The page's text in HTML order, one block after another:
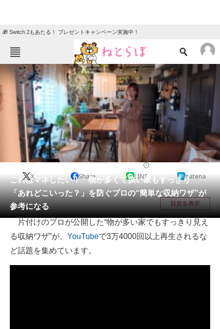
🎁 Switch 2もあたる！ プレゼントキャンペーン実施中！
ねとらぼメニュー
TOP ニュース
エンタメ クイズ
グルメ 地域
住まい 教育・育児
リサーチ
会員記事
メディア
注目記事を集めた総合ページ
ITの今と未来を見通す
これはマネしたい！ 物が多くて狭い家もすっきり
「あれどこいった？」を防ぐプロの“簡単な収納ワザ”が
参考になる
X Share LINE hatena
目次を表示
片付けのプロが公開した“物が多い家でもすっきり見え
る収納ワザ”が、 YouTubeで3万4000回以上再生されるな
ど話題を集めています。